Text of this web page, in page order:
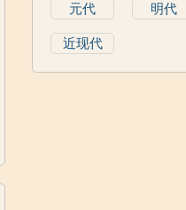
元代 明代
近现代